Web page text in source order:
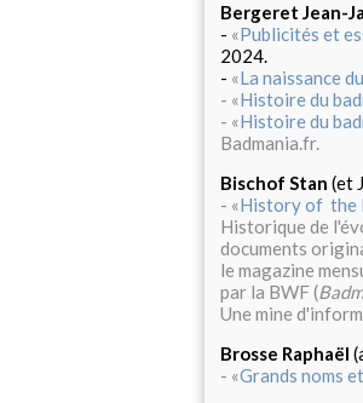
Bergeret Jean-
- «Publicités et
2024.
- «La naissance
- «Histoire du
- «Histoire du
Badmania.fr.
Bischof Stan (et
- «History of the
Historique de
documents
le magazine
par la BWF (
Une mine
Brosse Raphaël
- «Grands noms